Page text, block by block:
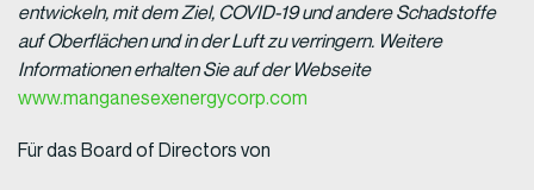
entwickeln, mit dem Ziel, COVID-19 und andere Schadstoffe
auf Oberflächen und in der Luft zu verringern. Weitere
Informationen erhalten Sie auf der Webseite
www.manganesexenergycorp.com
Für das Board of Directors von